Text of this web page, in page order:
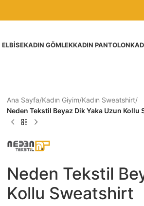
KADIN GÖMLEKKADIN PANTOLON
Ana Sayfa/Kadın Giyim/Kadın Sweatshirt/
Neden Tekstil Beyaz Dik Yaka Uzun Kollu
Neden Tekstil
Kollu Sweatshirt